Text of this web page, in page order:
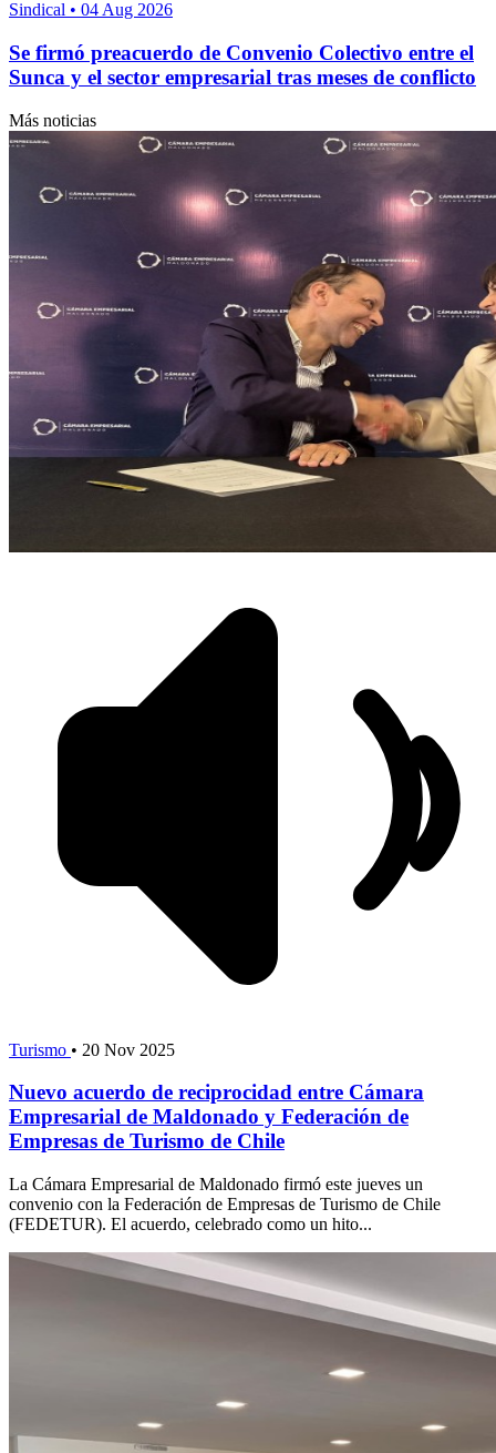
Sindical • 04 Aug 2026
Se firmó preacuerdo de Convenio Colectivo entre el
Sunca y el sector empresarial tras meses de conflicto
Más noticias
Turismo • 20 Nov 2025
Nuevo acuerdo de reciprocidad entre Cámara
Empresarial de Maldonado y Federación de
Empresas de Turismo de Chile
La Cámara Empresarial de Maldonado firmó este jueves un
convenio con la Federación de Empresas de Turismo de Chile
(FEDETUR). El acuerdo, celebrado como un hito...